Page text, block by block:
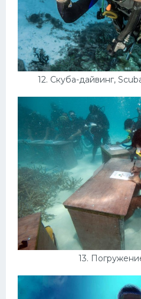
12. Скуба-дайвинг,
13.